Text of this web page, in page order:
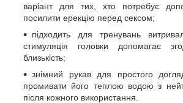
варіант для тих, хто потребує
посилити ерекцію перед сексом;
підходить для тренувань
стимуляція головки допомагає
близькість;
знімний рукав для простого
промивати його теплою водою з
після кожного використання.